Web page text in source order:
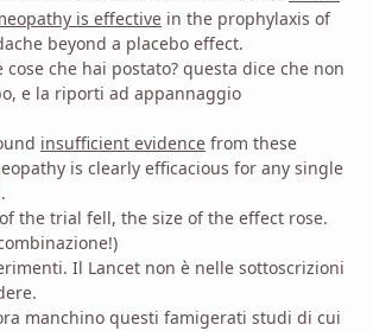
is effective in the prophylaxis of
beyond a placebo effect.
che hai postato? questa dice che non
e la riporti ad appannaggio
insufficient evidence from these
is clearly efficacious for any single
the trial fell, the size of the effect rose.
Il Lancet non è nelle sottoscrizioni
manchino questi famigerati studi di cui